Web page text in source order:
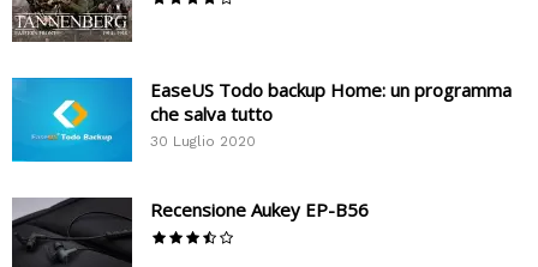
EaseUS Todo backup Home: un programma
che salva tutto
30 Luglio 2020
Recensione Aukey EP-B56